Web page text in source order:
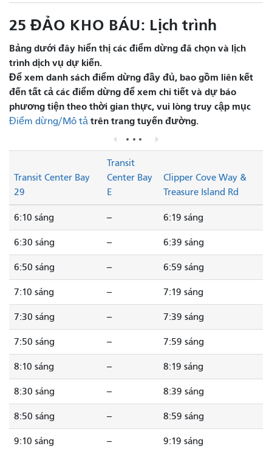
25 ĐẢO KHO BÁU: Lịch trình
Bảng dưới đây hiển thị các điểm dừng đã chọn và lịch
trình dịch vụ dự kiến.
Để xem danh sách điểm dừng đầy đủ, bao gồm liên kết
đến tất cả các điểm dừng để xem chi tiết và dự báo
phương tiện theo thời gian thực, vui lòng truy cập mục
Điểm dừng/Mô tả trên trang tuyến đường.
Transit Center Bay
29
Transit
Center Bay
E
Clipper Cove Way &
Treasure Island Rd
6:10 sáng -- 6:19 sáng
6:30 sáng -- 6:39 sáng
6:50 sáng -- 6:59 sáng
7:10 sáng -- 7:19 sáng
7:30 sáng -- 7:39 sáng
7:50 sáng -- 7:59 sáng
8:10 sáng -- 8:19 sáng
8:30 sáng -- 8:39 sáng
8:50 sáng -- 8:59 sáng
9:10 sáng -- 9:19 sáng